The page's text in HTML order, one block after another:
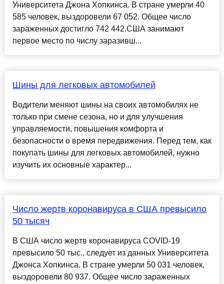
Университета Джона Хопкинса. В стране умерли 40
585 человек, выздоровели 67 052. Общее число
зараженных достигло 742 442.США занимают
первое место по числу заразивш...
Шины для легковых автомобилей
Водители меняют шины на своих автомобилях не
только при смене сезона, но и для улучшения
управляемости, повышения комфорта и
безопасности о время передвижения. Перед тем, как
покупать шины для легковых автомобилей, нужно
изучить их основные характер...
Число жертв коронавируса в США превысило
50 тысяч
В США число жертв коронавируса COVID-19
превысило 50 тыс., следует из данных Университета
Джонса Хопкинса. В стране умерли 50 031 человек,
выздоровели 80 937. Общее число зараженных